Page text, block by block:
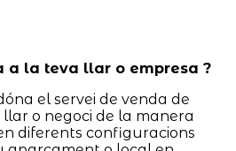
a la teva llar o empresa ?
el servei de venda de
o negoci de la manera
diferents configuracions